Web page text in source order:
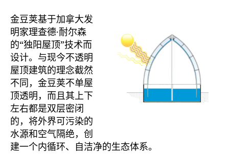
天
舟
金豆荚基于加拿大发
明家理查德·耐尔森
的“独阳屋顶”技术而
设计。与现今不透明
屋顶建筑的理念截然
不同，金豆荚不单屋
顶透明，而且其上下
左右都是双层密闭
的，将外界可污染的
水源和空气隔绝，创
建一个内循环、自洁净的生态体系。